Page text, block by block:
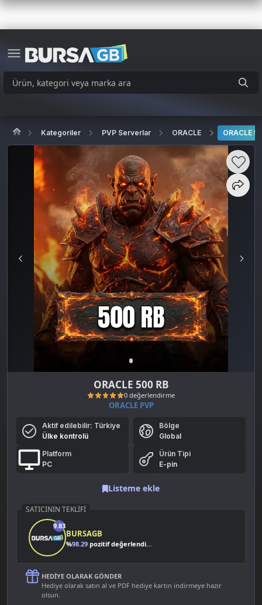
Kategoriler PVP Serverlar ORACLE ORACLE
ORACLE 500 RB
0 değerlendirme
ORACLE PVP
Aktif edilebilir: Türkiye
Ülke kontrolü
Bölge
Global
Platform
PC
Ürün Tipi
E-pin
Listeme ekle
SATICININ TEKLIFI
9.83
BURSAGB
%98.29 pozitif değerlendirme
HEDIYE OLARAK GÖNDER
Hediye olarak satın al ve PDF hediye kartın indirmeye hazır
olsun.